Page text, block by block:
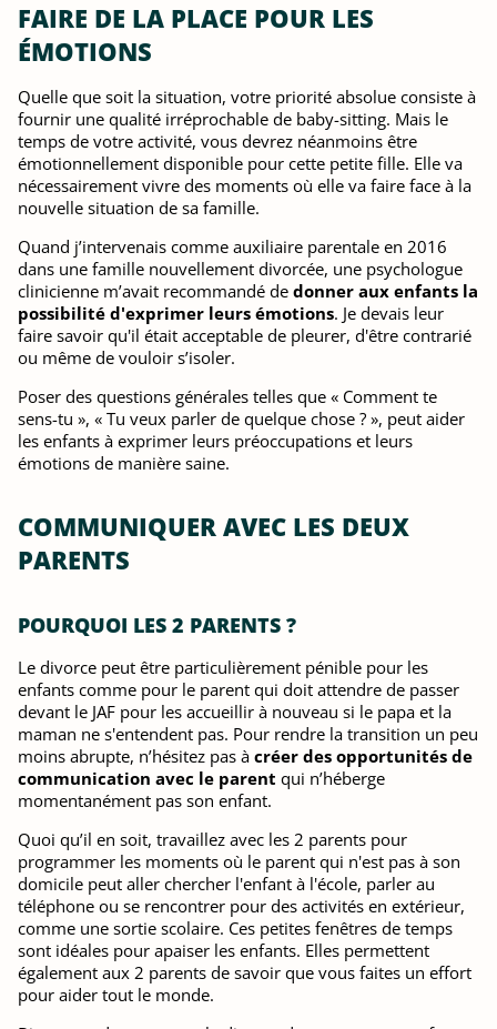
FAIRE DE LA PLACE POUR LES
ÉMOTIONS
Quelle que soit la situation, votre priorité absolue consiste à
fournir une qualité irréprochable de baby-sitting. Mais le
temps de votre activité, vous devrez néanmoins être
émotionnellement disponible pour cette petite fille. Elle va
nécessairement vivre des moments où elle va faire face à la
nouvelle situation de sa famille.
Quand j’intervenais comme auxiliaire parentale en 2016
dans une famille nouvellement divorcée, une psychologue
clinicienne m’avait recommandé de donner aux enfants la
possibilité d'exprimer leurs émotions. Je devais leur
faire savoir qu'il était acceptable de pleurer, d'être contrarié
ou même de vouloir s’isoler.
Poser des questions générales telles que « Comment te
sens-tu », « Tu veux parler de quelque chose ? », peut aider
les enfants à exprimer leurs préoccupations et leurs
émotions de manière saine.
COMMUNIQUER AVEC LES DEUX
PARENTS
POURQUOI LES 2 PARENTS ?
Le divorce peut être particulièrement pénible pour les
enfants comme pour le parent qui doit attendre de passer
devant le JAF pour les accueillir à nouveau si le papa et la
maman ne s'entendent pas. Pour rendre la transition un peu
moins abrupte, n’hésitez pas à créer des opportunités de
communication avec le parent qui n’héberge
momentanément pas son enfant.
Quoi qu’il en soit, travaillez avec les 2 parents pour
programmer les moments où le parent qui n'est pas à son
domicile peut aller chercher l'enfant à l'école, parler au
téléphone ou se rencontrer pour des activités en extérieur,
comme une sortie scolaire. Ces petites fenêtres de temps
sont idéales pour apaiser les enfants. Elles permettent
également aux 2 parents de savoir que vous faites un effort
pour aider tout le monde.